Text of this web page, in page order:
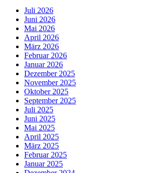
Juli 2026
Juni 2026
Mai 2026
April 2026
März 2026
Februar 2026
Januar 2026
Dezember 2025
November 2025
Oktober 2025
September 2025
Juli 2025
Juni 2025
Mai 2025
April 2025
März 2025
Februar 2025
Januar 2025